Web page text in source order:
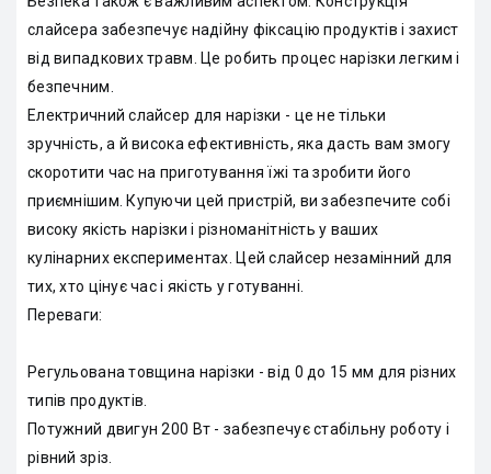
слайсера забезпечує надійну фіксацію продуктів і захист
від випадкових травм. Це робить процес нарізки легким і
безпечним.
Електричний слайсер для нарізки - це не тільки
зручність, а й висока ефективність, яка дасть вам змогу
скоротити час на приготування їжі та зробити його
приємнішим. Купуючи цей пристрій, ви забезпечите собі
високу якість нарізки і різноманітність у ваших
кулінарних експериментах. Цей слайсер незамінний для
тих, хто цінує час і якість у готуванні.
Переваги:
Регульована товщина нарізки - від 0 до 15 мм для різних
типів продуктів.
Потужний двигун 200 Вт - забезпечує стабільну роботу і
рівний зріз.